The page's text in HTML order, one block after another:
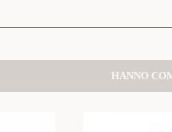
HANNO